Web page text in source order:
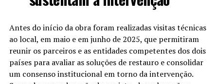
Antes do início da obra foram realizadas visitas técnicas
ao local, em maio e em junho de 2025, que permitiram
reunir os parceiros e as entidades competentes dos dois
países para avaliar as soluções de restauro e consolidar
um consenso institucional em torno da intervenção.